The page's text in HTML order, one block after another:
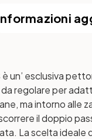
è un’ esclusiva
regolare per
ma intorno alle
il doppio
La scelta ideale